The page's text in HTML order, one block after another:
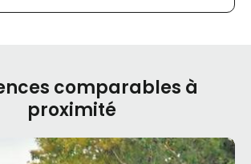
comparables à
proximité